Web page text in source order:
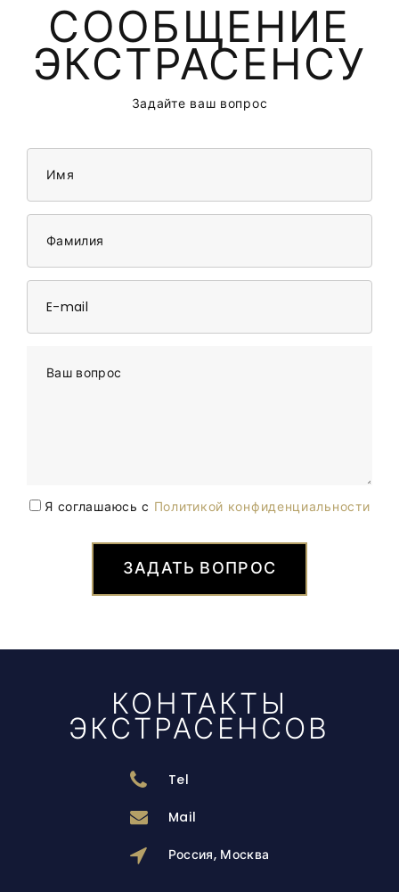
СООБЩЕНИЕ
ЭКСТРАСЕНСУ
Задайте ваш вопрос
Имя
Фамилия
E-mail
Ваш вопрос
Я соглашаюсь с Политикой конфиденциальности
ЗАДАТЬ ВОПРОС
КОНТАКТЫ
ЭКСТРАСЕНСОВ
Tel
Mail
Россия, Москва